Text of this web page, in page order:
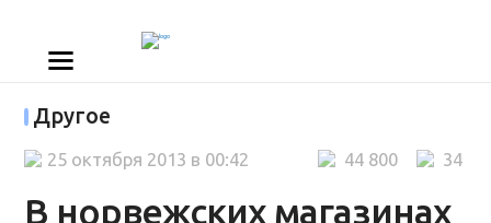
Другое
В норвежских магазинах
34
44 800
25 октября 2013 в 00:42